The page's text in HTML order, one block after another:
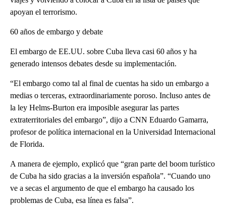
apoyan el terrorismo.
60 años de embargo y debate
El embargo de EE.UU. sobre Cuba lleva casi 60 años y ha
generado intensos debates desde su implementación.
“El embargo como tal al final de cuentas ha sido un embargo a
medias o terceras, extraordinariamente poroso. Incluso antes de
la ley Helms-Burton era imposible asegurar las partes
extraterritoriales del embargo”, dijo a CNN Eduardo Gamarra,
profesor de política internacional en la Universidad Internacional
de Florida.
A manera de ejemplo, explicó que “gran parte del boom turístico
de Cuba ha sido gracias a la inversión española”. “Cuando uno
ve a secas el argumento de que el embargo ha causado los
problemas de Cuba, esa línea es falsa”.